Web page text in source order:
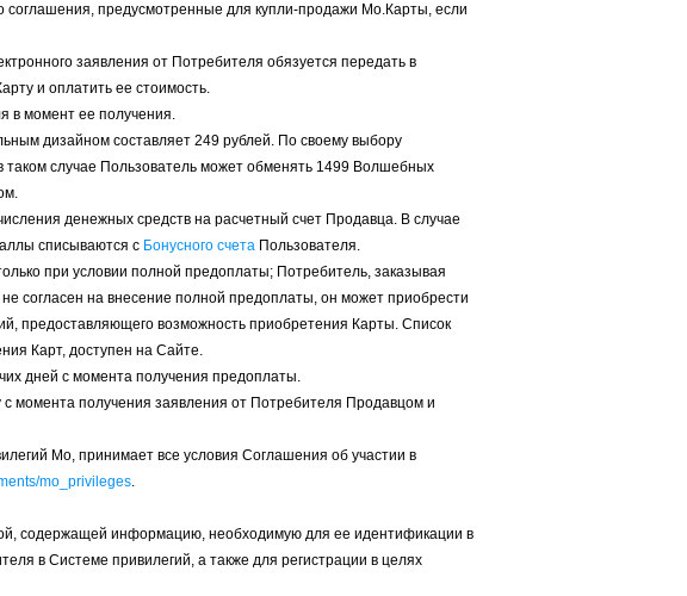
предусмотренные для купли-продажи Мо.Карты, если
заявления от Потребителя обязуется передать в
и оплатить ее стоимость.
в момент ее получения.
дизайном составляет 249 рублей. По своему выбору
таком случае Пользователь может обменять 1499 Волшебных
денежных средств на расчетный счет Продавца. В случае
списываются с Бонусного счета Пользователя.
при условии полной предоплаты; Потребитель, заказывая
согласен на внесение полной предоплаты, он может приобрести
предоставляющего возможность приобретения Карты. Список
Карт, доступен на Сайте.
дней с момента получения предоплаты.
момента получения заявления от Потребителя Продавцом и
Мо, принимает все условия Соглашения об участии в
mo_privileges.
содержащей информацию, необходимую для ее идентификации в
в Системе привилегий, а также для регистрации в целях